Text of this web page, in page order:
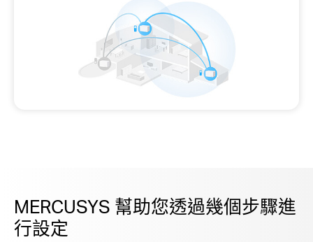
MERCUSYS 幫助您透過幾個步驟進
行設定